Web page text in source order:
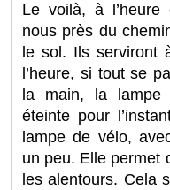
Le voilà, à l’heure
nous près du
le sol. Ils serviront
l’heure, si tout se
la main, la
éteinte pour
lampe de vélo,
un peu. Elle permet
les alentours. Cela